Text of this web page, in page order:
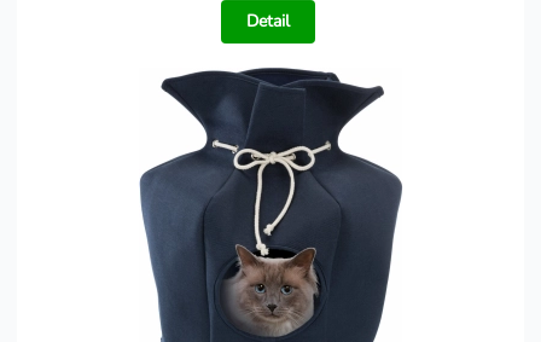
Detail